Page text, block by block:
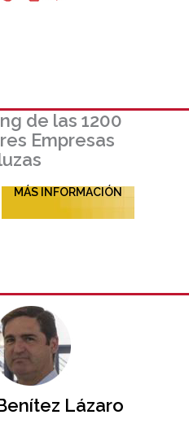
de las 1200
Empresas
MÁS INFORMACIÓN
Lázaro